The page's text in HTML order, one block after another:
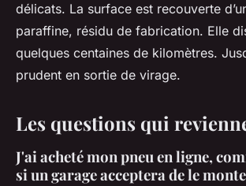
délicats. La surface est recouverte
paraffine, résidu de fabrication. Elle
quelques centaines de kilomètres.
prudent en sortie de virage.
Les questions qui
J'ai acheté mon pneu en ligne,
si un garage acceptera de le